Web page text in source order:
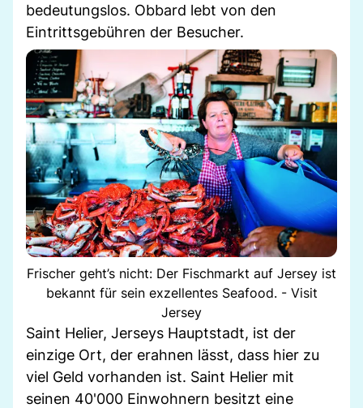
bedeutungslos. Obbard lebt von den
Eintrittsgebühren der Besucher.
Frischer geht’s nicht: Der Fischmarkt auf Jersey ist
bekannt für sein exzellentes Seafood. - Visit
Jersey
Saint Helier, Jerseys Hauptstadt, ist der
einzige Ort, der erahnen lässt, dass hier zu
viel Geld vorhanden ist. Saint Helier mit
seinen 40'000 Einwohnern besitzt eine